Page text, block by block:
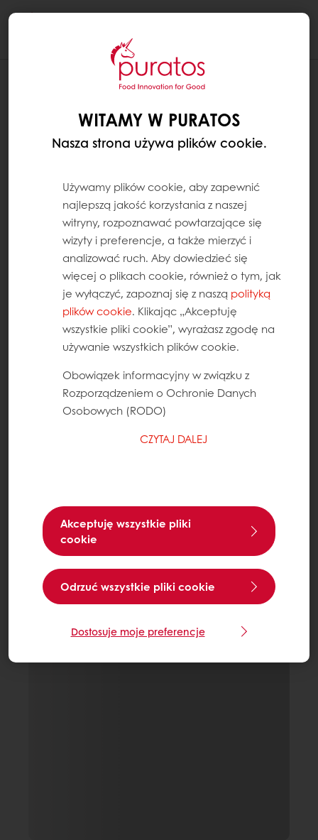
WITAMY W PURATOS
Nasza strona używa plików cookie.
Używamy plików cookie, aby zapewnić
najlepszą jakość korzystania z naszej
witryny, rozpoznawać powtarzające się
wizyty i preferencje, a także mierzyć i
analizować ruch. Aby dowiedzieć się
więcej o plikach cookie, również o tym, jak
je wyłączyć, zapoznaj się z naszą polityką
plików cookie. Klikając „Akceptuję
wszystkie pliki cookie”, wyrażasz zgodę na
używanie wszystkich plików cookie.
Obowiązek informacyjny w związku z
Rozporządzeniem o Ochronie Danych
Osobowych (RODO)
CZYTAJ DALEJ
Akceptuję wszystkie pliki
cookie
Odrzuć wszystkie pliki cookie
Dostosuje moje preferencje